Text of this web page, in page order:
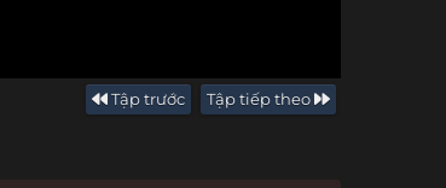
Tập trước Tập tiếp theo